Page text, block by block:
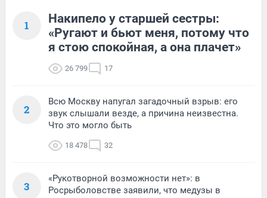
1
Накипело у старшей сестры:
«Ругают и бьют меня, потому что
я стою спокойная, а она плачет»
26 799 17
2
Всю Москву напугал загадочный взрыв: его
звук слышали везде, а причина неизвестна.
Что это могло быть
18 478 32
3
«Рукотворной возможности нет»: в
Росрыболовстве заявили, что медузы в